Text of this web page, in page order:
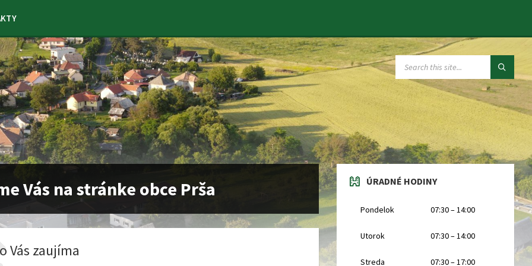
SEARCH:
Vás na stránke obce Prša
Vás zaujíma
ÚRADNÉ HODINY
Pondelok 07:30 – 14:00
Utorok 07:30 – 14:00
Streda 07:30 – 17:00